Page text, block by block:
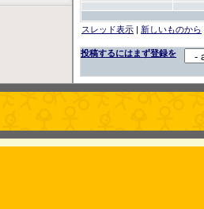
スレッド表示 | 新しいものから
投稿するにはまず登録を